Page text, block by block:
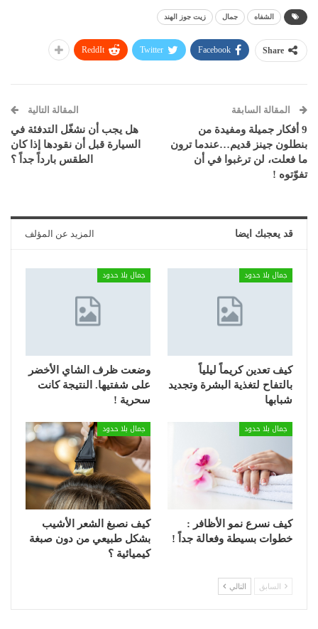
الشفاه جمال زيت جوز الهند
Share
Facebook
Twitter
ReddIt
المقالة السابقة
9 أفكار جميلة ومفيدة من
بنطلون جينز قديم…عندما ترون
ما فعلت، لن ترغبوا في أن
تفوّتوه !
المقالة التالية
هل يجب أن نشغّل التدفئة في
السيارة قبل أن نقودها إذا كان
الطقس بارداً جداً ؟
قد يعجبك ايضا المزيد عن المؤلف
جمال بلا حدود
كيف تعدين كريماً ليلياً
بالتفاح لتغذية البشرة وتجديد
شبابها
جمال بلا حدود
وضعت ظرف الشاي الأخضر
على شفتيها. النتيجة كانت
سحرية !
جمال بلا حدود
كيف نسرع نمو الأظافر :
خطوات بسيطة وفعالة جداً !
جمال بلا حدود
كيف نصبغ الشعر الأشيب
بشكل طبيعي من دون صبغة
كيميائية ؟
السابق التالي